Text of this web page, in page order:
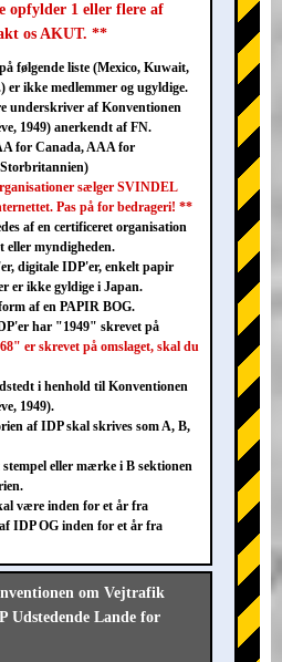
opfylder 1 eller flere af
os AKUT. **
følgende liste (Mexico, Kuwait,
er ikke medlemmer og ugyldige.
underskriver af Konventionen
1949) anerkendt af FN.
for Canada, AAA for
sælger SVINDEL
Pas på for bedrageri! **
af en certificeret organisation
eller myndigheden.
digitale IDP'er, enkelt papir
er ikke gyldige i Japan.
af en PAPIR BOG.
har "1949" skrevet på
er skrevet på omslaget, skal du
i henhold til Konventionen
1949).
af IDP skal skrives som A, B,
eller mærke i B sektionen
være inden for et år fra
IDP OG inden for et år fra
om Vejtrafik
Udstedende Lande for